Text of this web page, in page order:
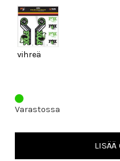
vihreä
Varastossa
LISÄÄ